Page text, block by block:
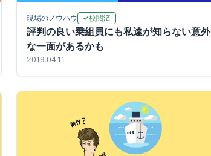
現場のノウハウ 校閲済
評判の良い乗組員にも私達が知らない意外
な一面があるかも
2019.04.11